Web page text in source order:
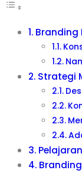
Branding
Strategi